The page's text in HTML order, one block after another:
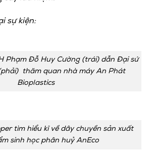
sự kiện:
Phạm Đỗ Huy Cường (trái) dẫn Đại sứ
thăm quan nhà máy An Phát
Bioplastics
tìm hiểu kĩ về dây chuyền sản xuất
sinh học phân huỷ AnEco